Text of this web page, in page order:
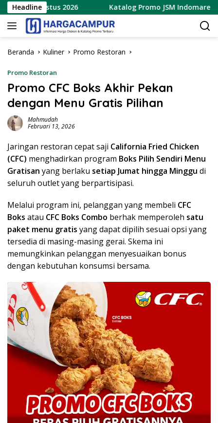
Langsung
ke
konten
Headline
9 Agustus 2026 Katalog Promo JSM Indomaret
Beranda Kuliner Promo Restoran
Promo Restoran
Promo CFC Boks Akhir Pekan
dengan Menu Gratis Pilihan
Mahmudah
Februari 13, 2026
Jaringan restoran cepat saji California Fried Chicken
(CFC) menghadirkan program Boks Pilih Sendiri Menu
Gratisan yang berlaku setiap Jumat hingga Minggu di
seluruh outlet yang berpartisipasi.
Melalui program ini, pelanggan yang membeli CFC
Boks atau CFC Boks Combo berhak memperoleh satu
paket menu gratis yang dapat dipilih sesuai opsi yang
tersedia di masing-masing gerai. Skema ini
memungkinkan pelanggan menyesuaikan bonus
dengan kebutuhan konsumsi bersama.